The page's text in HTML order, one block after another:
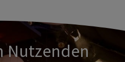
Nutzenden